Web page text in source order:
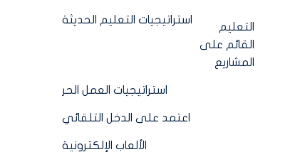
استراتيجيات التعليم الحديثة
التعليم
القائم على
المشاريع
استراتيجيات العمل الحر
اعتمد على الدخل التلقائي
الألعاب الإلكترونية